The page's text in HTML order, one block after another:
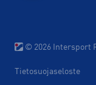
© 2026 Intersport
Tietosuojaseloste